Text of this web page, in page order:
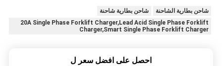
شاحن بطارية الشاحنة
شاحن بطارية شاحنة
20A Single Phase Forklift Charger,Lead Acid Single Phase Forklift
Charger,Smart Single Phase Forklift Charger
احصل على افضل سعر ل